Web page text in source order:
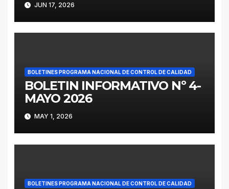
JUN 17, 2026
BOLETINES PROGRAMA NACIONAL DE CONTROL DE CALIDAD
BOLETIN INFORMATIVO Nº 4-
MAYO 2026
MAY 1, 2026
BOLETINES PROGRAMA NACIONAL DE CONTROL DE CALIDAD